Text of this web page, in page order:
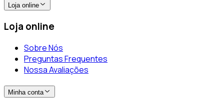
Loja online
Loja online
Sobre Nós
Preguntas Frequentes
Nossa Avaliações
Minha conta